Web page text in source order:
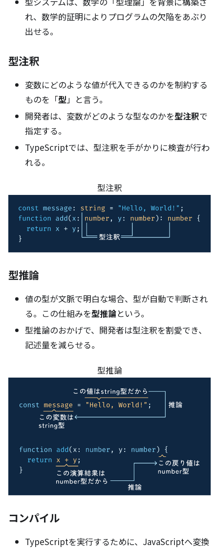
れ、数学的証明によりプログラムの欠陥をあぶり
出せる。
型注釈
変数にどのような値が代入できるのかを制約する
ものを「型 」と言う。
開発者は、変数がどのような型なのかを型注釈で
指定する。
TypeScriptでは、型注釈を手がかりに検査が行わ
れる。
型注釈
型推論
値の型が文脈で明白な場合、型が自動で判断され
る。この仕組みを型推論という。
型推論のおかげで、開発者は型注釈を割愛でき、
記述量を減らせる。
型推論
コンパイル
TypeScriptを実行するために、JavaScriptへ変換